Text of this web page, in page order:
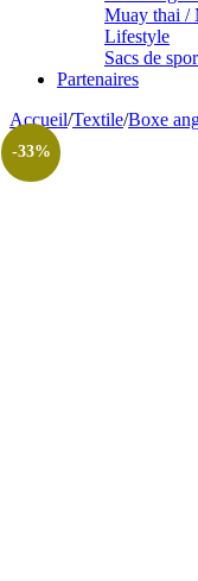
Muay thai /
Lifestyle
Sacs de
Partenaires
Accueil/Textile/Boxe
-33%